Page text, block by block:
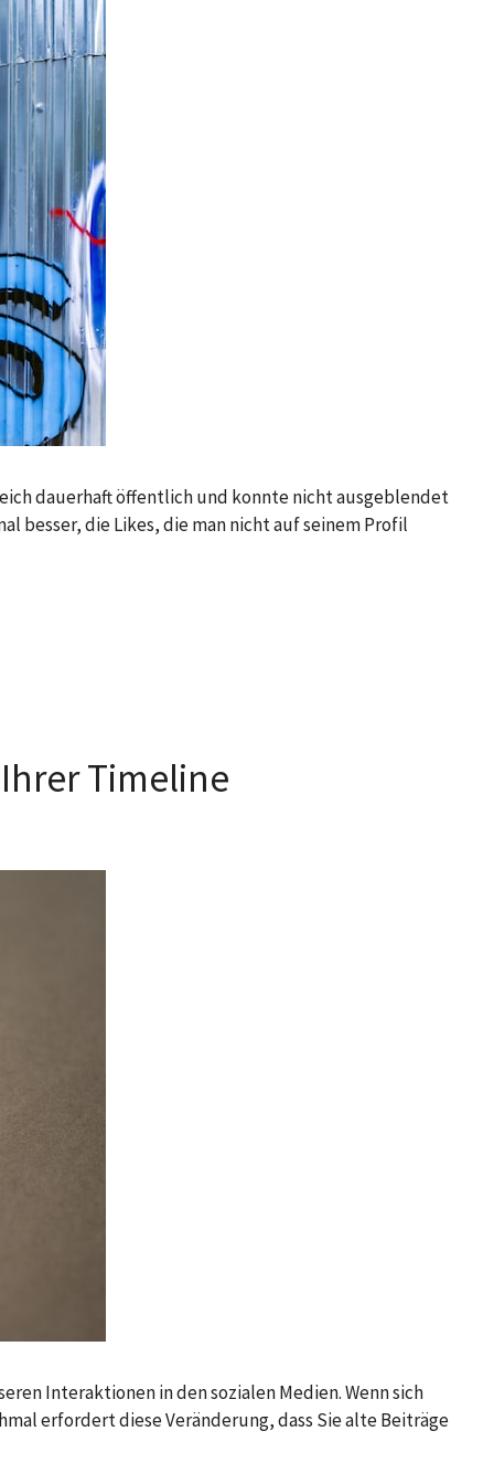
dauerhaft öffentlich und konnte nicht ausgeblendet
besser, die Likes, die man nicht auf seinem Profil
Timeline
Interaktionen in den sozialen Medien. Wenn sich
erfordert diese Veränderung, dass Sie alte Beiträge